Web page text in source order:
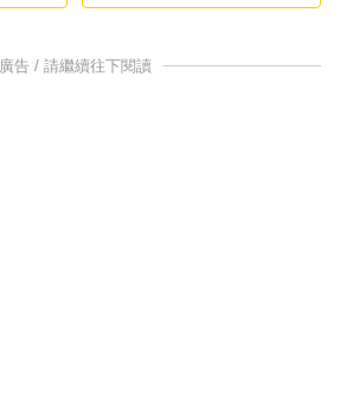
廣告 / 請繼續往下閱讀